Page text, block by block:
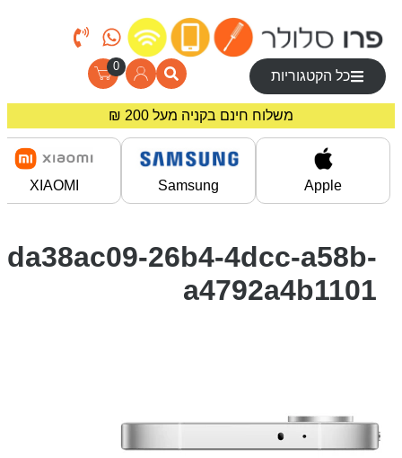
כל הקטגוריות
0
משלוח חינם בקניה מעל 200 ₪
מחירים מיוחדים לרוכשים באתר!
Apple
Samsung
XIAOMI
da38ac09-26b4-4dcc-a58b-
a4792a4b1101